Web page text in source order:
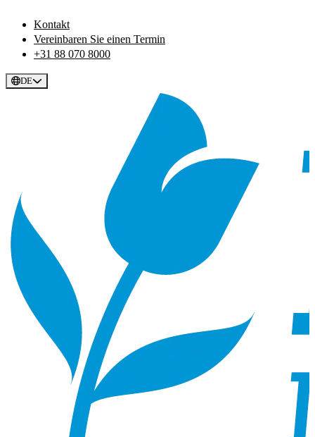
Kontakt
Vereinbaren Sie einen Termin
+31 88 070 8000
DE